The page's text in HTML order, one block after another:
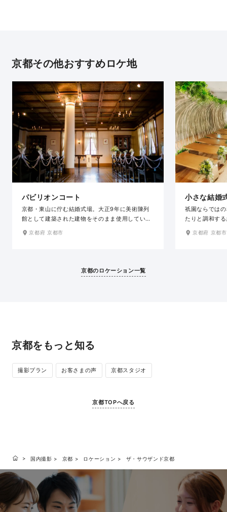
京都その他おすすめロケ地
パビリオンコート
京都・東山に佇む結婚式場。大正9年に美術陳列
館として建築された建物をそのまま使用している
洋館で撮影をお楽しみいただけます。有形文化財
つロケーションで、おしゃれなフォトウエディン
京都府 京都市
小さな結婚
祇園ならでは
たりと調和す
OK。おふたり
京都府 京都市
京都のロケーション一覧
京都をもっと知る
撮影プラン お客さまの声 京都スタジオ
京都TOPへ戻る
国内撮影 京都 ロケーション ザ・サウザンド京都